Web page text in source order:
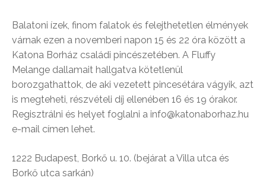
Balatoni ízek, finom falatok és felejthetetlen élmények
várnak ezen a novemberi napon 15 és 22 óra között a
Katona Borház családi pincészetében. A Fluffy
Melange dallamait hallgatva kötetlenül
borozgathattok, de aki vezetett pincesétára vágyik, azt
is megteheti, részvételi díj ellenében 16 és 19 órakor.
Regisztrálni és helyet foglalni a info@katonaborhaz.hu
e-mail címen lehet.
1222 Budapest, Borkő u. 10. (bejárat a Villa utca és
Borkő utca sarkán)